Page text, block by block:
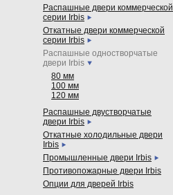
Распашные двери коммерческой
серии Irbis
Откатные двери коммерческой
серии Irbis
Распашные одностворчатые
двери Irbis
80 мм
100 мм
120 мм
Распашные двустворчатые
двери Irbis
Откатные холодильные двери
Irbis
Промышленные двери Irbis
Противопожарные двери Irbis
Опции для дверей Irbis